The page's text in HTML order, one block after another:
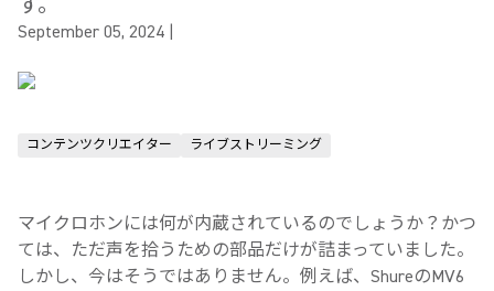
September 05, 2024
コンテンツクリエイター ライブストリーミング
マイクロホンには何が内蔵されているのでしょうか？かつ
ては、ただ声を拾うための部品だけが詰まっていました。
しかし、今はそうではありません。例えば、 ShureのMV6